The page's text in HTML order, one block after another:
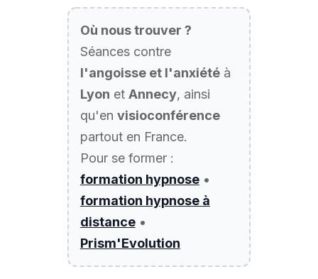
Où nous trouver ?
Séances contre
l'angoisse et l'anxiétéà
Lyon et Annecy, ainsi
qu'en visioconférence
partout en France.
Pour se former :
formation hypnose•
formation hypnose à
distance•
Prism'Evolution